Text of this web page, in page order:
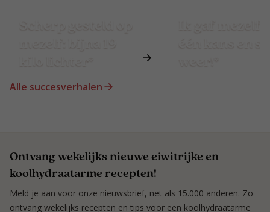
Alle succesverhalen
Ontvang wekelijks nieuwe eiwitrijke en
koolhydraatarme recepten!
Meld je aan voor onze nieuwsbrief, net als 15.000 anderen. Zo
ontvang wekelijks recepten en tips voor een koolhydraatarme